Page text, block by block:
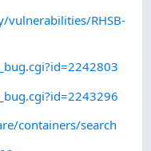
vulnerabilities/RHSB-
containers/search